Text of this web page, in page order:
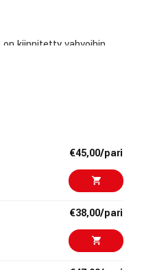
kiinnitetty vahvoihin
vispilöitä
sävyjä – erilaisia
naputtamalla,
uusiin
sanomaansa ja
eri
€45,00/pari
€38,00/pari